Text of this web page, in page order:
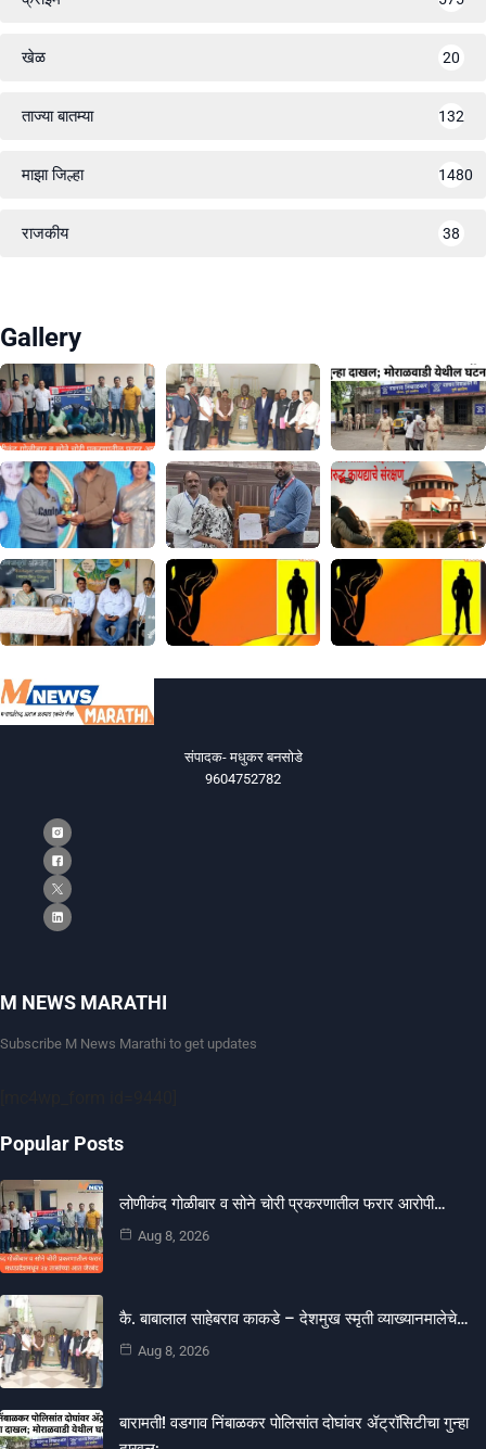
खेळ 20
ताज्या बातम्या 132
माझा जिल्हा 1480
राजकीय 38
Gallery
संपादक- मधुकर बनसोडे
9604752782
M NEWS MARATHI
Subscribe M News Marathi to get updates
Popular Posts
लोणीकंद गोळीबार व सोने चोरी प्रकरणातील फरार आरोपी…
Aug 8, 2026
कै. बाबालाल साहेबराव काकडे – देशमुख स्मृती व्याख्यानमालेचे…
Aug 8, 2026
बारामती! वडगाव निंबाळकर पोलिसांत दोघांवर ॲट्रॉसिटीचा गुन्हा